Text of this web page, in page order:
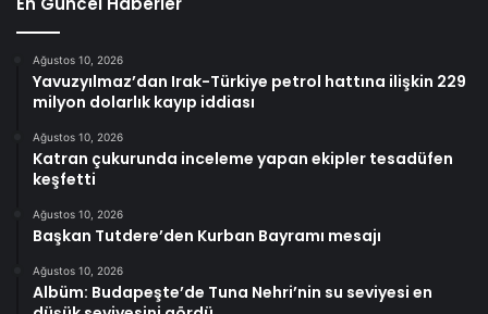
Ağustos 10, 2026
Yavuzyılmaz’dan Irak-Türkiye petrol hattına ilişkin 229
milyon dolarlık kayıp iddiası
Ağustos 10, 2026
Katran çukurunda inceleme yapan ekipler tesadüfen
keşfetti
Ağustos 10, 2026
Başkan Tutdere’den Kurban Bayramı mesajı
Ağustos 10, 2026
Albüm: Budapeşte’de Tuna Nehri’nin su seviyesi en